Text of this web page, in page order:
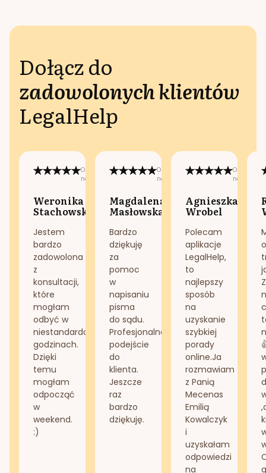
Dołącz do
zadowolonych klientów
LegalHelp
Opublikowano
na:
Weronika
Stachowska
Jestem
bardzo
zadowolona
z
konsultacji,
które
mogłam
odbyć w
niestandardowych
godzinach.
Dzięki
temu
mogłam
odpocząć
w
weekend.
:)
Opublikowano
na:
Magdalena
Masłowska
Bardzo
dziękuję
za
pomoc
w
napisaniu
pisma
do sądu.
Profesjonalne
podejście
do
klienta.
Jeszcze
raz
bardzo
dziękuję.
na:
Agnieszka
Wrobel
Polecam
aplikacje
LegalHelp,
to
najlepszy
sposób
na
uzyskanie
szybkiej
porady
online.Ja
rozmawiam
z Panią
Mecenas
Emilią
Kowalczyk
i
uzyskałam
odpowiedzi
na